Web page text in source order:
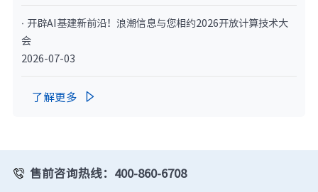
· 开辟AI基建新前沿！浪潮信息与您相约2026开放计算技术大
会
2026-07-03
了解更多 
售前咨询热线：400-860-6708